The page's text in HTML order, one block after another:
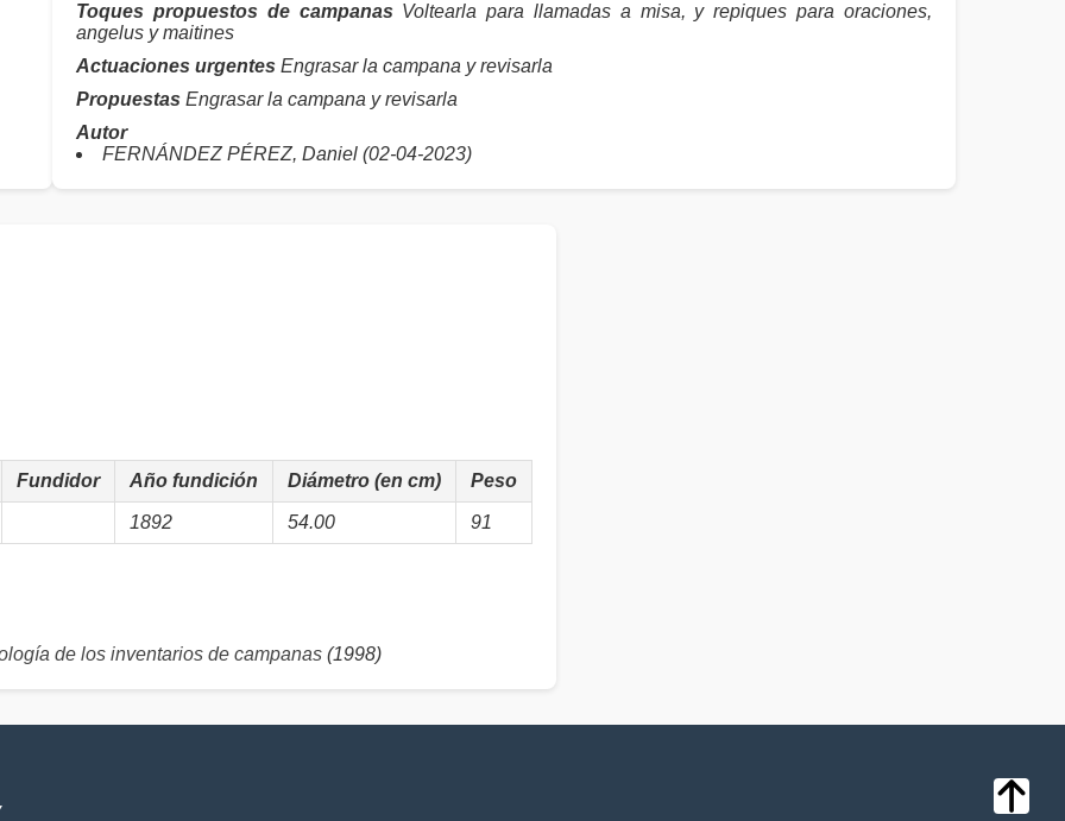
Toques propuestos de campanas Voltearla para llamadas a misa, y repiques para oraciones,
angelus y maitines
Actuaciones urgentes Engrasar la campana y revisarla
Propuestas Engrasar la campana y revisarla
Autor
FERNÁNDEZ PÉREZ, Daniel (02-04-2023)
Fundidor Año fundición Diámetro (en cm) Peso
1892 54.00 91
de los inventarios de campanas (1998)